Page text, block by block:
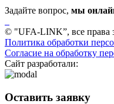
Задайте вопрос, мы
© "UFA-LINK”, все
Политика обработки
Согласие на обработку
Сайт разработали:
Оставить заявку